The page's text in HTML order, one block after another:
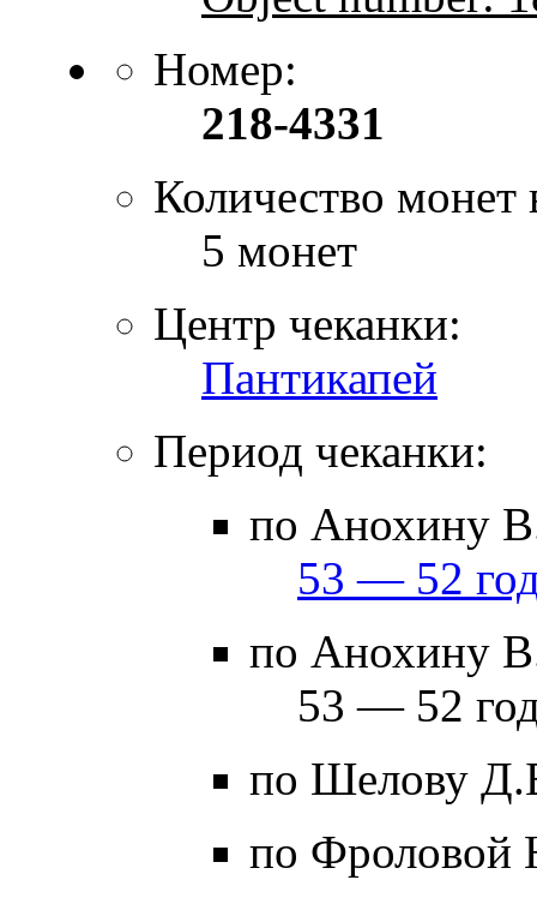
Номер:
218-4331
Количество монет
5 монет
Центр чеканки:
Пантикапей
Период чеканки:
по Анохину
53 — 52
по Анохину
53 — 52
по Шелову
по Фроловой